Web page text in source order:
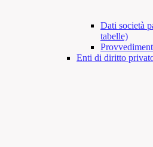
Dati società
tabelle)
Enti di diritto